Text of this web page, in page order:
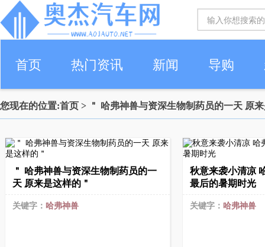
首页 热门资讯 新闻 导购
您现在的位置:首页 > ＂​ 哈弗神兽与资深生物制药员的一天 原
＂​ 哈弗神兽与资深生物制药员的一
天 原来是这样的＂
关键字： 哈弗神兽
秋意来袭小清凉
最后的暑期时光
关键字： 哈弗神兽